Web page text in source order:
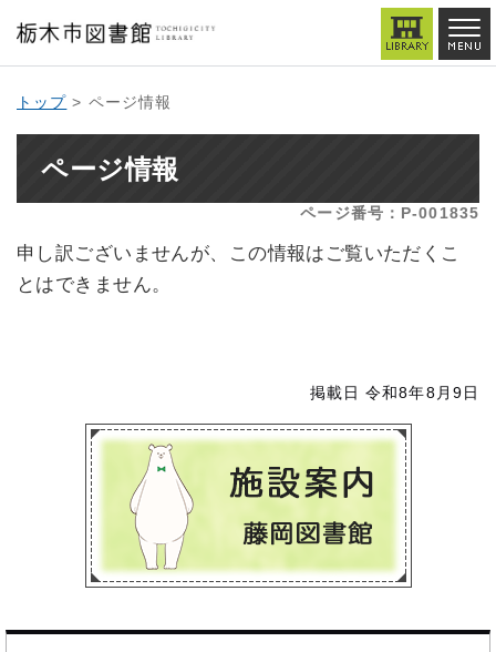
トップ > ページ情報
ページ情報
ページ番号：P-001835
申し訳ございませんが、この情報はご覧いただくこ
とはできません。
掲載日 令和8年8月9日